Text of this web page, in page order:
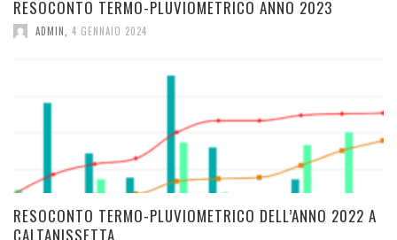
RESOCONTO TERMO-PLUVIOMETRICO ANNO 2023
ADMIN 4 GENNAIO 2024
RESOCONTO TERMO-PLUVIOMETRICO DELL’ANNO 2022 A
CALTANISSETTA